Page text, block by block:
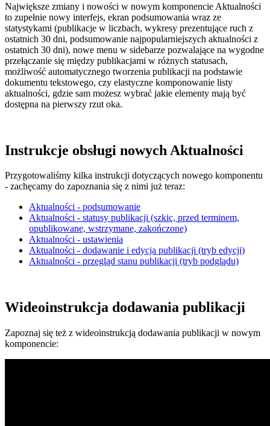
Największe zmiany i nowości w nowym komponencie Aktualności
to zupełnie nowy interfejs, ekran podsumowania wraz ze
statystykami (publikacje w liczbach, wykresy prezentujące ruch z
ostatnich 30 dni, podsumowanie najpopularniejszych aktualności z
ostatnich 30 dni), nowe menu w sidebarze pozwalające na wygodne
przełączanie się między publikacjami w różnych statusach,
możliwość automatycznego tworzenia publikacji na podstawie
dokumentu tekstowego, czy elastyczne komponowanie listy
aktualności, gdzie sam możesz wybrać jakie elementy mają być
dostępna na pierwszy rzut oka.
Instrukcje obsługi nowych Aktualności
Przygotowaliśmy kilka instrukcji dotyczących nowego komponentu
- zachęcamy do zapoznania się z nimi już teraz:
Aktualności - podsumowanie
Aktualności - statusy publikacji (szkic, przed terminem,
opublikowane, wstrzymane, zakończone)
Aktualności - ustawienia
Aktualności - dodawanie i edycja publikacji (tryb edycji)
Aktualności - przegląd stanu publikacji (tryb podglądu)
Wideoinstrukcja dodawania publikacji
Zapoznaj się też z wideoinstrukcją dodawania publikacji w nowym
komponencie: